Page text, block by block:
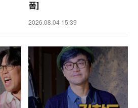
폼]
2026.08.04 15:39